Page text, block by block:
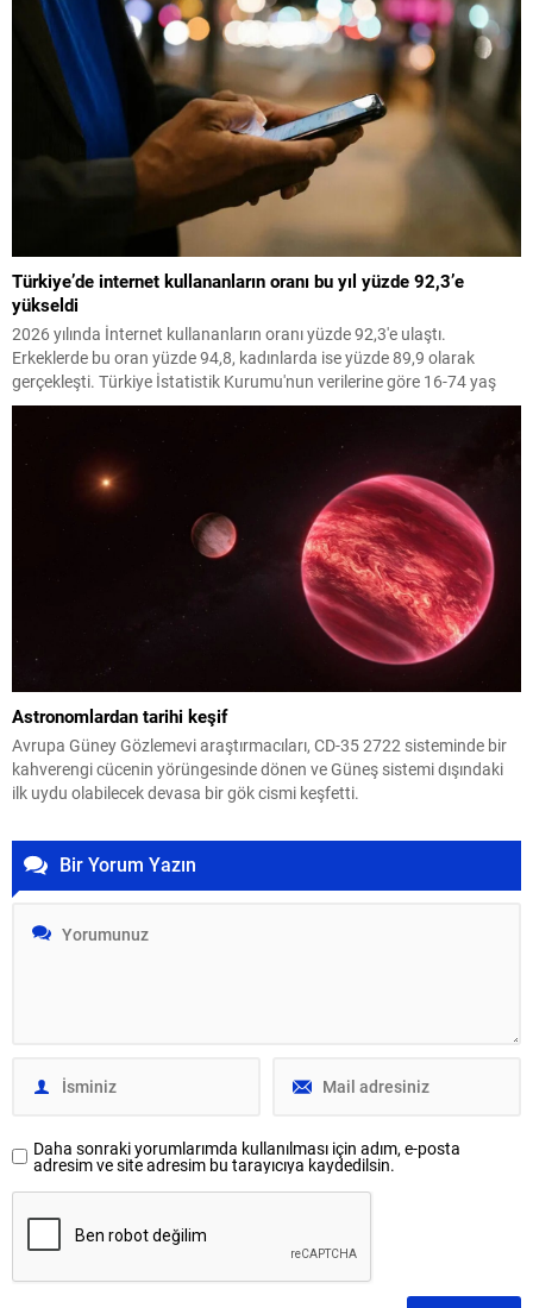
Türkiye’de internet kullananların oranı bu yıl yüzde 92,3’e
yükseldi
2026 yılında İnternet kullananların oranı yüzde 92,3'e ulaştı.
Erkeklerde bu oran yüzde 94,8, kadınlarda ise yüzde 89,9 olarak
gerçekleşti. Türkiye İstatistik Kurumu'nun verilerine göre 16-74 yaş
aralığındaki bireyler arasında İnternet kullanımı artış gösterdi.
Astronomlardan tarihi keşif
Avrupa Güney Gözlemevi araştırmacıları, CD-35 2722 sisteminde bir
kahverengi cücenin yörüngesinde dönen ve Güneş sistemi dışındaki
ilk uydu olabilecek devasa bir gök cismi keşfetti.
Bir Yorum Yazın
Daha sonraki yorumlarımda kullanılması için adım, e-posta
adresim ve site adresim bu tarayıcıya kaydedilsin.